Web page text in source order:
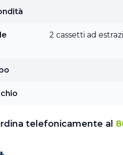
2 cassetti ad
telefonicamente al